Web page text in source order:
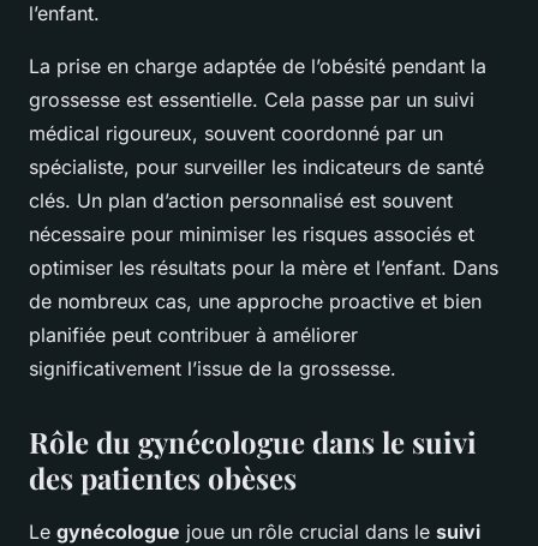
l’enfant.
La prise en charge adaptée de l’obésité pendant la
grossesse est essentielle. Cela passe par un suivi
médical rigoureux, souvent coordonné par un
spécialiste, pour surveiller les indicateurs de santé
clés. Un plan d’action personnalisé est souvent
nécessaire pour minimiser les risques associés et
optimiser les résultats pour la mère et l’enfant. Dans
de nombreux cas, une approche proactive et bien
planifiée peut contribuer à améliorer
significativement l’issue de la grossesse.
Rôle du gynécologue dans le suivi
des patientes obèses
Le gynécologue joue un rôle crucial dans le suivi